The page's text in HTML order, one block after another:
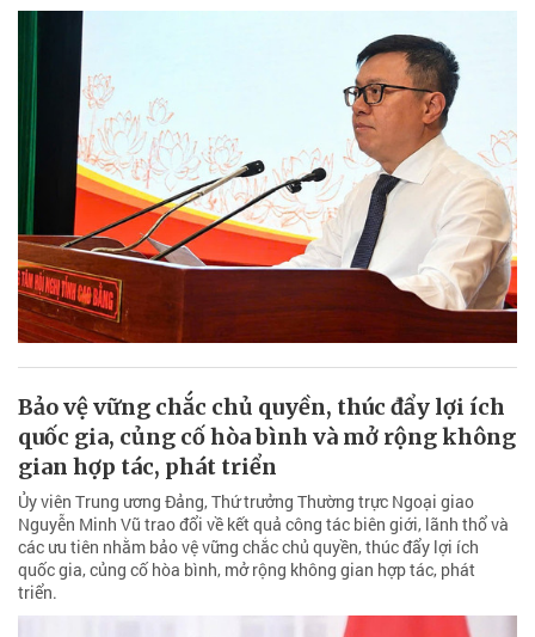
Bảo vệ vững chắc chủ quyền, thúc đẩy lợi ích
quốc gia, củng cố hòa bình và mở rộng không
gian hợp tác, phát triển
Ủy viên Trung ương Đảng, Thứ trưởng Thường trực Ngoại giao
Nguyễn Minh Vũ trao đổi về kết quả công tác biên giới, lãnh thổ và
các ưu tiên nhằm bảo vệ vững chắc chủ quyền, thúc đẩy lợi ích
quốc gia, củng cố hòa bình, mở rộng không gian hợp tác, phát
triển.